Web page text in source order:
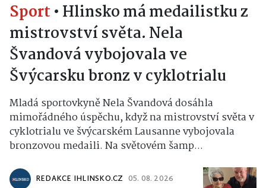
Sport • Hlinsko má medailistku z
mistrovství světa. Nela
Švandová vybojovala ve
Švýcarsku bronz v cyklotrialu
Mladá sportovkyně Nela Švandová dosáhla
mimořádného úspěchu, když na mistrovství světa v
cyklotrialu ve švýcarském Lausanne vybojovala
bronzovou medaili. Na světovém šamp...
REDAKCE IHLINSKO.CZ 05. 08. 2026